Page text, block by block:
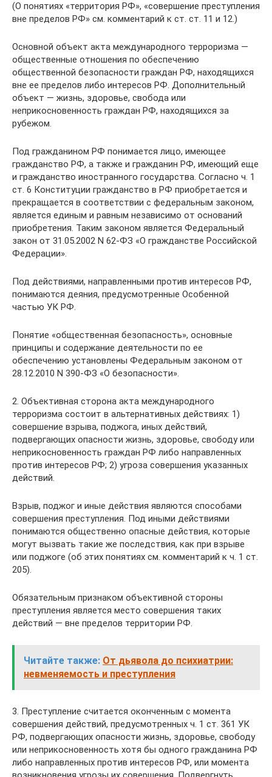
(О понятиях «территория РФ», «совершение преступления
вне пределов РФ» см. комментарий к ст. ст. 11 и 12.)
Основной объект акта международного терроризма —
общественные отношения по обеспечению
общественной безопасности граждан РФ, находящихся
вне ее пределов либо интересов РФ. Дополнительный
объект — жизнь, здоровье, свобода или
неприкосновенность граждан РФ, находящихся за
рубежом.
Под гражданином РФ понимается лицо, имеющее
гражданство РФ, а также и гражданин РФ, имеющий еще
и гражданство иностранного государства. Согласно ч. 1
ст. 6 Конституции гражданство в РФ приобретается и
прекращается в соответствии с федеральным законом,
является единым и равным независимо от оснований
приобретения. Таким законом является Федеральный
закон от 31.05.2002 N 62-ФЗ «О гражданстве Российской
Федерации».
Под действиями, направленными против интересов РФ,
понимаются деяния, предусмотренные Особенной
частью УК РФ.
Понятие «общественная безопасность», основные
принципы и содержание деятельности по ее
обеспечению установлены Федеральным законом от
28.12.2010 N 390-ФЗ «О безопасности».
2. Объективная сторона акта международного
терроризма состоит в альтернативных действиях: 1)
совершение взрыва, поджога, иных действий,
подвергающих опасности жизнь, здоровье, свободу или
неприкосновенность граждан РФ либо направленных
против интересов РФ; 2) угроза совершения указанных
действий.
Взрыв, поджог и иные действия являются способами
совершения преступления. Под иными действиями
понимаются общественно опасные действия, которые
могут вызвать такие же последствия, как при взрыве
или поджоге (об этих понятиях см. комментарий к ч. 1 ст.
205).
Обязательным признаком объективной стороны
преступления является место совершения таких
действий — вне пределов территории РФ.
Читайте также: От дьявола до психиатрии:
невменяемость и преступления
3. Преступление считается оконченным с момента
совершения действий, предусмотренных ч. 1 ст. 361 УК
РФ, подвергающих опасности жизнь, здоровье, свободу
или неприкосновенность хотя бы одного гражданина РФ
либо направленных против интересов РФ, или момента